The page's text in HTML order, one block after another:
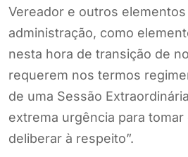
Vereador e outros elementos
administração, como
nesta hora de transição de
requerem nos termos
de uma Sessão
extrema urgência para
deliberar à respeito”.